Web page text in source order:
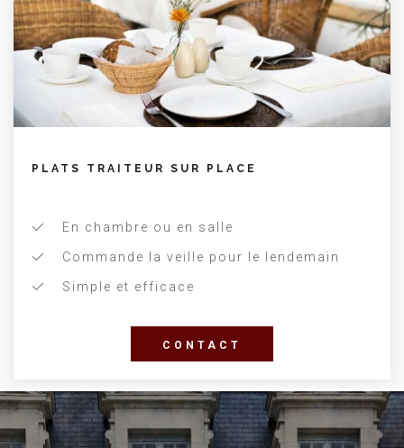
PLATS TRAITEUR SUR PLACE
En chambre ou en salle
Commande la veille pour le lendemain
Simple et efficace
CONTACT